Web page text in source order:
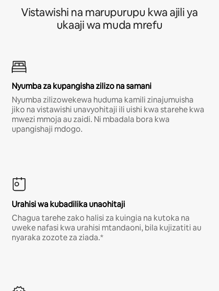
Vistawishi na marupurupu kwa ajili ya
ukaaji wa muda mrefu
Nyumba za kupangisha zilizo na samani
Nyumba zilizowekewa huduma kamili zinajumuisha
jiko na vistawishi unavyohitaji ili uishi kwa starehe kwa
mwezi mmoja au zaidi. Ni mbadala bora kwa
upangishaji mdogo.
Urahisi wa kubadilika unaohitaji
Chagua tarehe zako halisi za kuingia na kutoka na
uweke nafasi kwa urahisi mtandaoni, bila kujizatiti au
nyaraka zozote za ziada.*